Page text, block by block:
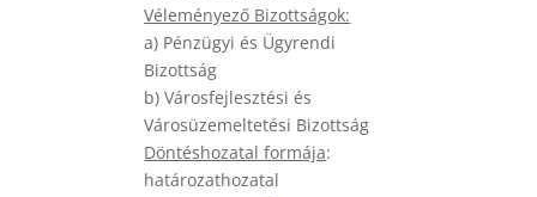
Véleményező Bizottságok:
a) Pénzügyi és Ügyrendi
Bizottság
b) Városfejlesztési és
Városüzemeltetési Bizottság
Döntéshozatal formája:
határozathozatal